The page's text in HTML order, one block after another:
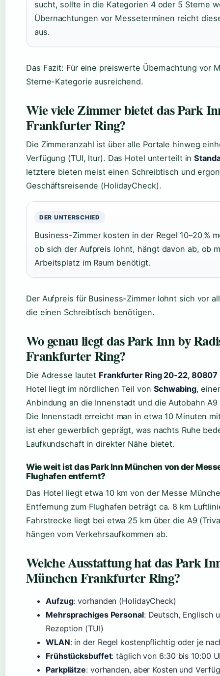
sucht, sollte in die Kategorien 4 oder 5 Sterne
Übernachtungen vor Messeterminen reicht
aus.
Das Fazit: Für eine preiswerte Übernachtung vor
Sterne-Kategorie ausreichend.
Wie viele Zimmer bietet das Park
Frankfurter Ring?
Die Zimmeranzahl ist über alle Portale hinweg
Verfügung (TUI, ltur). Das Hotel unterteilt in
letztere bieten meist einen Schreibtisch und
Geschäftsreisende (HolidayCheck).
DER UNTERSCHIED
Business-Zimmer kosten in der Regel 10–20 %
ob sich der Aufpreis lohnt, hängt davon ab, ob
Arbeitsplatz im Raum benötigt.
Der Aufpreis für Business-Zimmer lohnt sich vor
die einen Schreibtisch benötigen.
Wo genau liegt das Park Inn by
Frankfurter Ring?
Die Adresse lautet Frankfurter Ring 20-22, 80807
Hotel liegt im nördlichen Teil von Schwabing,
Anbindung an die Innenstadt und die Autobahn
Die Innenstadt erreicht man in etwa 10 Minuten
ist eher gewerblich geprägt, was nachts Ruhe
Laufkundschaft in direkter Nähe bietet.
Wie weit ist das Park Inn München von der
Flughafen entfernt?
Das Hotel liegt etwa 10 km von der Messe
Entfernung zum Flughafen beträgt ca. 8 km
Fahrstrecke liegt bei etwa 25 km über die A9
hängen vom Verkehrsaufkommen ab.
Welche Ausstattung hat das Park
München Frankfurter Ring?
Aufzug: vorhanden (HolidayCheck)
Mehrsprachiges Personal: Deutsch, Englisch
Rezeption (TUI)
WLAN: in der Regel kostenpflichtig oder je
Frühstücksbuffet: täglich von 6:30 bis 10:00
Parkplätze: vorhanden, aber Kosten und